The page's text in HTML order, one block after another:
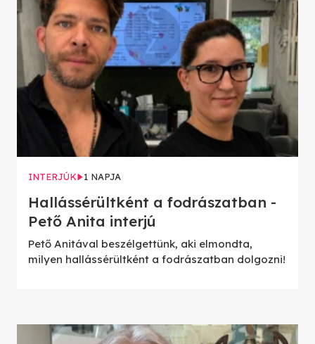
INTERJÚK 1 NAPJA
Hallássérültként a fodrászatban -
Pető Anita interjú
Pető Anitával beszélgettünk, aki elmondta,
milyen hallássérültként a fodrászatban dolgozni!